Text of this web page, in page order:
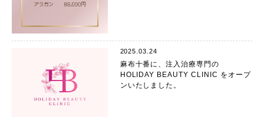
2025.03.24
麻布十番に、注入治療専門の
HOLIDAY BEAUTY CLINIC をオープ
ンいたしました。